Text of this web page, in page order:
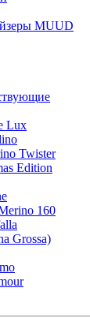
MUUD
Lux
Twister
Edition
160
Grossa)